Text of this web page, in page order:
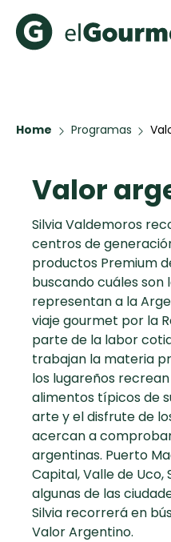
Home Programas
Valor
Silvia Valdemoros
centros de
productos Premium
buscando cuáles son
representan a la
viaje gourmet por la
parte de la labor
trabajan la materia
los lugareños
alimentos típicos de
arte y el disfrute de
acercan a
argentinas. Puerto
Capital, Valle de
algunas de las
Silvia recorrerá en
Valor Argentino.